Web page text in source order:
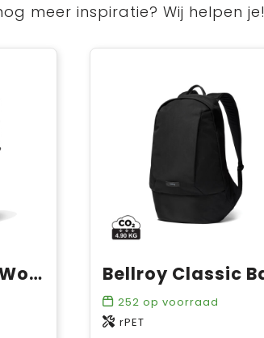
meer inspiratie? Wij helpen je!
Bellroy Transit Workpack 20L
252 op voorraad
rPET